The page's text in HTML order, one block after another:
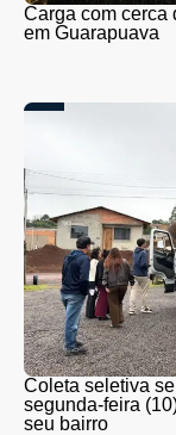
Carga com cerca
em Guarapuava
Coleta seletiva
segunda-feira
seu bairro